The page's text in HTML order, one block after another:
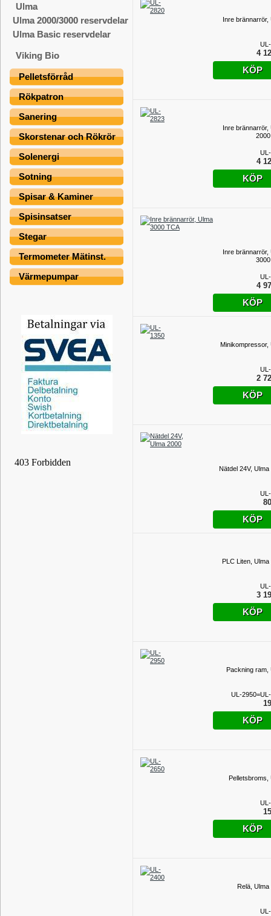
Ulma
Ulma 2000/3000 reservdelar
Ulma Basic reservdelar
Viking Bio
Pelletsförråd
Rökpatron
Sanering
Skorstenar och Rökrör
Solenergi
Sotning
Spisar & Kaminer
Spisinsatser
Stegar
Termometer Mätinst.
Värmepumpar
Inre brännarrör,
4
KÖP
Inre brännarrör,
4
KÖP
Inre brännarrör,
4
KÖP
Minikompressor,
2
KÖP
Nätdel 24V, Ulma
KÖP
PLC Liten, Ulma
3
KÖP
Packning ram,
UL-
KÖP
Pelletsbroms,
KÖP
Relä, Ulma